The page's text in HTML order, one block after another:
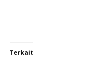
Terkait